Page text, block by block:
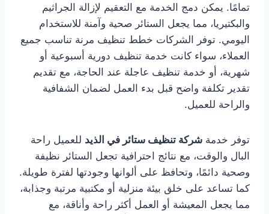
تمامًا. يمكن دمج الخدمة مع التعقيم لإزالة الجراثيم
والبكتيريا، مما يجعل الستائر صحية وآمنة للاستخدام
اليومي. توفر الشركات خطط تنظيف مرنة تناسب جميع
العملاء، سواء كانت خدمة تنظيف دورية أسبوعية أو
شهرية، أو خدمة تنظيف عاجلة عند الحاجة، مع تقديم
تقدير تكلفة واضح قبل بدء العمل لضمان الشفافية
والراحة للعميل.
توفر خدمة شركة تنظيف ستائر في الذيد للعميل راحة
البال والوقت، مع نتائج احترافية تجعل الستائر نظيفة
وصحية دائمًا، وتحافظ على ألوانها وجودتها لفترة طويلة.
كما تساعد على خلق بيئة منزلية أو مكتبية مرتبة وجذابة،
مما يجعل المعيشة أو العمل أكثر راحة وأناقة، مع